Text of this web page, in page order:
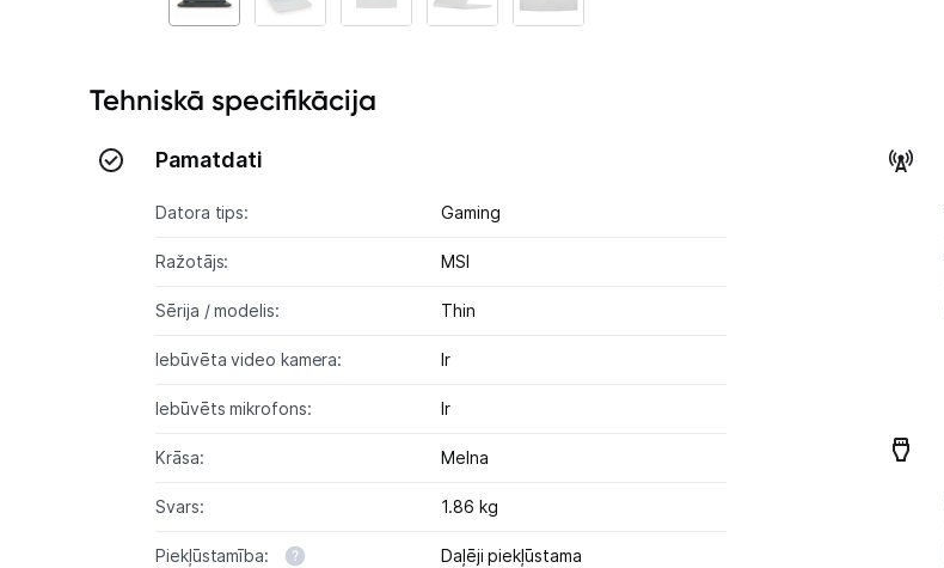
Tehniskā specifikācija
Pamatdati
Datora tips: Gaming
Ražotājs: MSI
Sērija / modelis: Thin
Iebūvēta video kamera: Ir
Iebūvēts mikrofons: Ir
Krāsa: Melna
Svars: 1.86 kg
Piekļūstamība: Daļēji piekļūstama